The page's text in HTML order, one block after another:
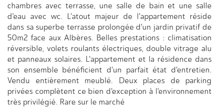
chambres avec terrasse, une salle de bain et une salle
d'eau avec wc. L'atout majeur de l'appartement réside
dans sa superbe terrasse prolongée d'un jardin privatif de
50m2 face aux Albères. Belles prestations : climatisation
réversible, volets roulants électriques, double vitrage alu
et panneaux solaires. L'appartement et la résidence dans
son ensemble bénéficient d'un parfait état d'entretien.
Vendu entièrement meublé. Deux places de parking
privées complètent ce bien d'exception à l'environnement
très privilégié. Rare sur le marché